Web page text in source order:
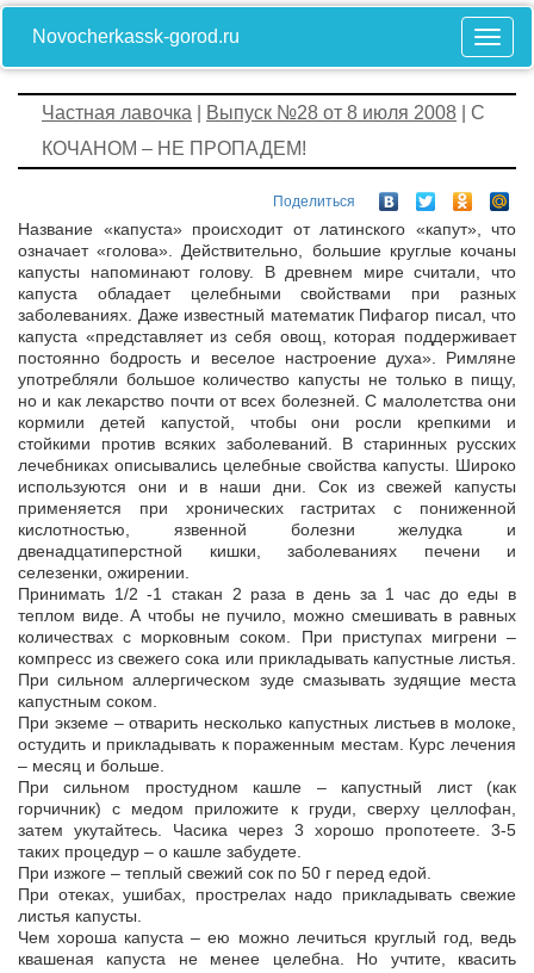
Novocherkassk-gorod.ru
Частная лавочка Выпуск №28 от 8 июля 2008 | С
КОЧАНОМ – НЕ ПРОПАДЕМ!
Поделиться
Название «капуста» происходит от латинского «капут», что
означает «голова». Действительно, большие круглые кочаны
капусты напоминают голову. В древнем мире считали, что
капуста обладает целебными свойствами при разных
заболеваниях. Даже известный математик Пифагор писал, что
капуста «представляет из себя овощ, которая поддерживает
постоянно бодрость и веселое настроение духа». Римляне
употребляли большое количество капусты не только в пищу,
но и как лекарство почти от всех болезней. С малолетства они
кормили детей капустой, чтобы они росли крепкими и
стойкими против всяких заболеваний. В старинных русских
лечебниках описывались целебные свойства капусты. Широко
используются они и в наши дни. Сок из свежей капусты
применяется при хронических гастритах с пониженной
кислотностью, язвенной болезни желудка и
двенадцатиперстной кишки, заболеваниях печени и
селезенки, ожирении.
Принимать 1/2 -1 стакан 2 раза в день за 1 час до еды в
теплом виде. А чтобы не пучило, можно смешивать в равных
количествах с морковным соком. При приступах мигрени –
компресс из свежего сока или прикладывать капустные листья.
При сильном аллергическом зуде смазывать зудящие места
капустным соком.
При экземе – отварить несколько капустных листьев в молоке,
остудить и прикладывать к пораженным местам. Курс лечения
– месяц и больше.
При сильном простудном кашле – капустный лист (как
горчичник) с медом приложите к груди, сверху целлофан,
затем укутайтесь. Часика через 3 хорошо пропотеете. 3-5
таких процедур – о кашле забудете.
При изжоге – теплый свежий сок по 50 г перед едой.
При отеках, ушибах, прострелах надо прикладывать свежие
листья капусты.
Чем хороша капуста – ею можно лечиться круглый год, ведь
квашеная капуста не менее целебна. Но учтите, квасить